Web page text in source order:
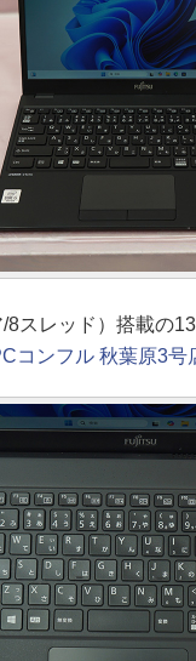
スレッド）搭載の
コンフル 秋葉原3号